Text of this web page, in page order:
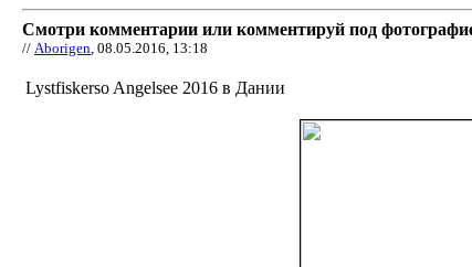
Смотри комментарии или комментируй под
// Aborigen, 08.05.2016, 13:18
Lystfiskerso Angelsee 2016 в Дании